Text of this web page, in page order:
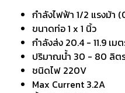
กำลังไฟฟ้า 1/2 แรงม้า
ขนาดท่อ 1 x 1 นิ้ว
กำลังส่ง 20.4 - 11.9 เม
ปริมาณน้ำ 30 - 80 ลิต
ชนิดไฟ 220V
Max Current 3.2A